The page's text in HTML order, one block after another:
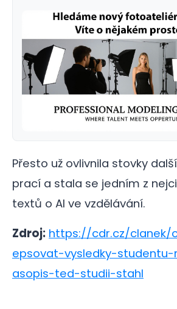
Přesto už ovlivnila stovky
prací a stala se jedním z
textů o AI ve vzdělávání.
Zdroj: https://cdr.cz/clanek/
epsovat-vysledky-
asopis-ted-studii-stahl